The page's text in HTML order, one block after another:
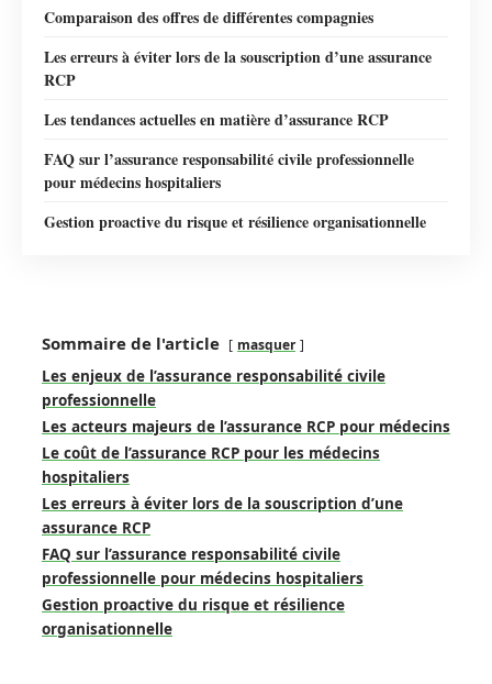
Comparaison des offres de différentes compagnies
Les erreurs à éviter lors de la souscription d’une assurance
RCP
Les tendances actuelles en matière d’assurance RCP
FAQ sur l’assurance responsabilité civile professionnelle
pour médecins hospitaliers
Gestion proactive du risque et résilience organisationnelle
Sommaire de l'article masquer
Les enjeux de l’assurance responsabilité civile
professionnelle
Les acteurs majeurs de l’assurance RCP pour médecins
Le coût de l’assurance RCP pour les médecins
hospitaliers
Les erreurs à éviter lors de la souscription d’une
assurance RCP
FAQ sur l’assurance responsabilité civile
professionnelle pour médecins hospitaliers
Gestion proactive du risque et résilience
organisationnelle